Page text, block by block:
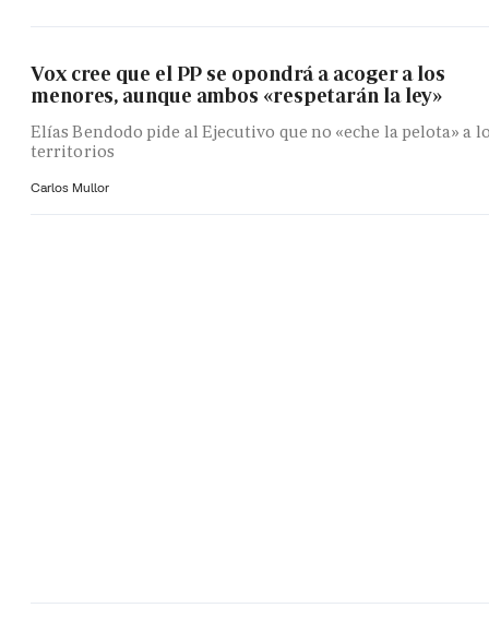
Vox cree que el PP se opondrá a acoger a los
menores, aunque ambos «respetarán la ley»
Elías Bendodo pide al Ejecutivo que no «eche la pelota» a
territorios
Carlos Mullor